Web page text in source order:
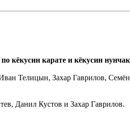
кёкусин карате и кёкусин
Телицын, Захар Гаврилов,
Данил Кустов и Захар Гаврилов.